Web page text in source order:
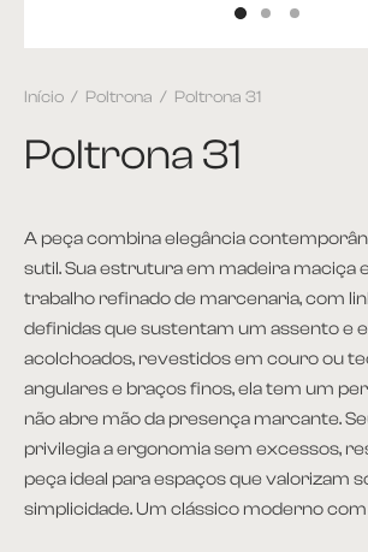
Início / Poltrona / Poltrona 31
Poltrona 31
A peça combina elegância
sutil. Sua estrutura em madeira maciça
trabalho refinado de marcenaria, com
definidas que sustentam um assento e
acolchoados, revestidos em couro ou
angulares e braços finos, ela tem um
não abre mão da presença marcante.
privilegia a ergonomia sem excessos,
peça ideal para espaços que valorizam
simplicidade. Um clássico moderno
Apoio e Lateral
de Centro
de Jantar